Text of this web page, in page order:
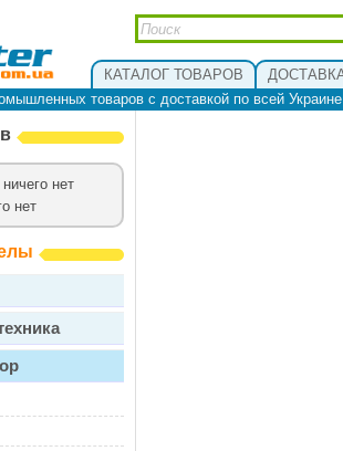
КАТАЛОГ ТОВАРОВ
товаров с доставкой по всей
нет
нет